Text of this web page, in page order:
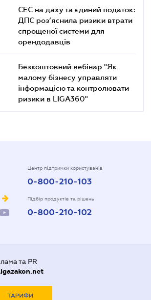
СЕС на даху та єдиний податок:
ДПС роз’яснила ризики втрати
спрощеної системи для
орендодавців
Безкоштовний вебінар "Як
малому бізнесу управляти
інформацією та контролювати
ризики в LIGA360"
Центр підтримки користувачів
0-800-210-103
Підбір продуктів та рішень
0-800-210-102
та PR
ТАРИФИ